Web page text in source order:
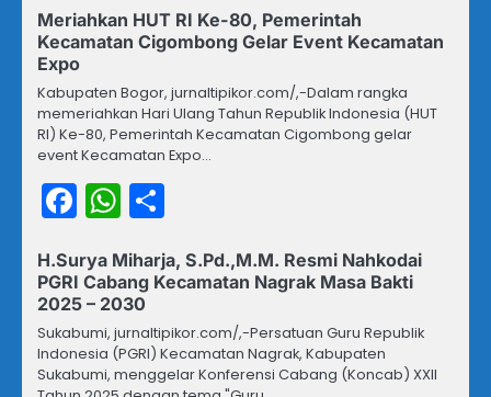
Meriahkan HUT RI Ke-80, Pemerintah
Kecamatan Cigombong Gelar Event Kecamatan
Expo
Kabupaten Bogor, jurnaltipikor.com/,-Dalam rangka
memeriahkan Hari Ulang Tahun Republik Indonesia (HUT
RI) Ke-80, Pemerintah Kecamatan Cigombong gelar
event Kecamatan Expo…
Facebook
WhatsApp
H.Surya Miharja, S.Pd.,M.M. Resmi Nahkodai
PGRI Cabang Kecamatan Nagrak Masa Bakti
2025 – 2030
Sukabumi, jurnaltipikor.com/,-Persatuan Guru Republik
Indonesia (PGRI) Kecamatan Nagrak, Kabupaten
Sukabumi, menggelar Konferensi Cabang (Koncab) XXII